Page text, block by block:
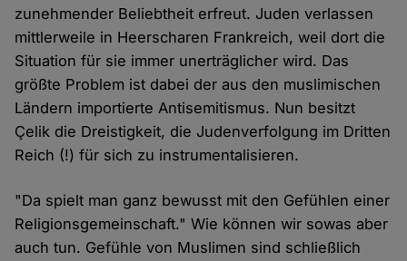
zunehmender Beliebtheit erfreut. Juden verlassen
mittlerweile in Heerscharen Frankreich, weil dort die
Situation für sie immer unerträglicher wird. Das
größte Problem ist dabei der aus den muslimischen
Ländern importierte Antisemitismus. Nun besitzt
Çelik die Dreistigkeit, die Judenverfolgung im Dritten
Reich (!) für sich zu instrumentalisieren.
"Da spielt man ganz bewusst mit den Gefühlen einer
Religionsgemeinschaft." Wie können wir sowas aber
auch tun. Gefühle von Muslimen sind schließlich